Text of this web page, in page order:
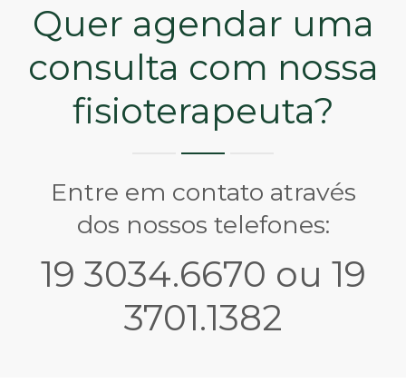
Quer agendar uma
consulta com nossa
fisioterapeuta?
Entre em contato através
dos nossos telefones:
19 3034.6670 ou 19
3701.1382